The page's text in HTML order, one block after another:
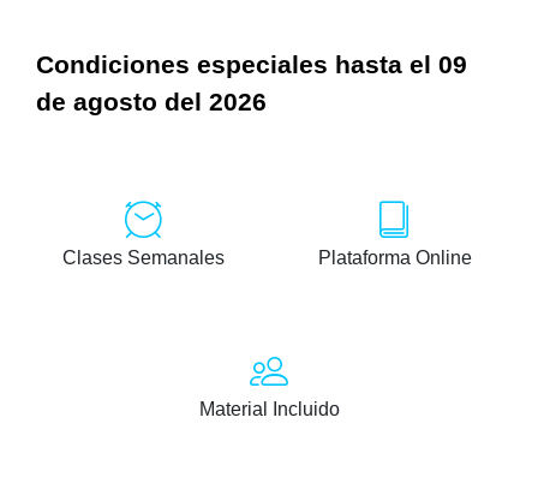
Condiciones especiales hasta el 09
de agosto del 2026
Clases Semanales Plataforma Online
Material Incluido